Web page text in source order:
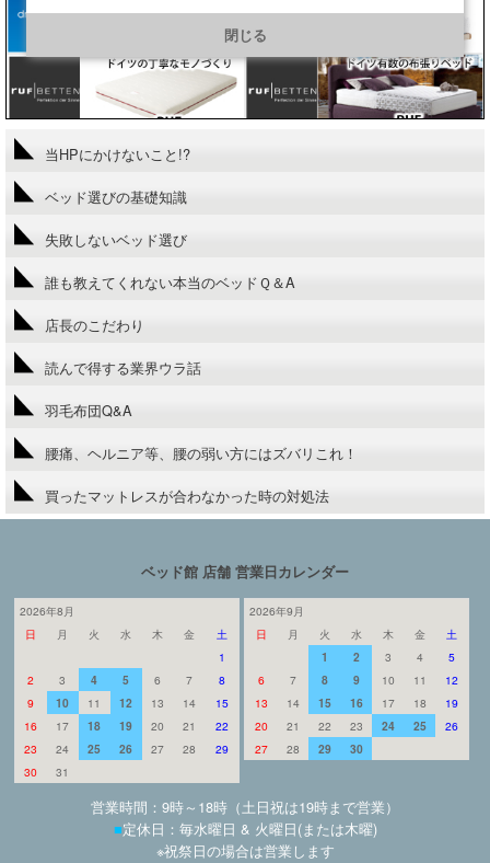
当HPにかけないこと!?
ベッド選びの基礎知識
失敗しないベッド選び
誰も教えてくれない本当のベッドＱ＆A
店長のこだわり
読んで得する業界ウラ話
羽毛布団Q&A
腰痛、ヘルニア等、腰の弱い方にはズバリこれ！
買ったマットレスが合わなかった時の対処法
ベッド館 店舗 営業日カレンダー
2026年8月
日
月 火 水 木 金
土
1
2
3 4 5 6 7
8
9
10 11 12 13 14
15
16
17 18 19 20 21
22
23
24 25 26 27 28
29
30
31
2026年9月
日
月 火 水 木 金
土
1
2 3 4
5
6
7 8 9 10 11
12
13
14 15 16 17 18
19
20
21 22 23 24 25
26
27
28 29 30
営業時間：9時～18時（土日祝は19時まで営業）
■定休日：毎水曜日 & 火曜日(または木曜)
※祝祭日の場合は営業します
https://line.me/R/ti/p/@901ptzjz
閉じる